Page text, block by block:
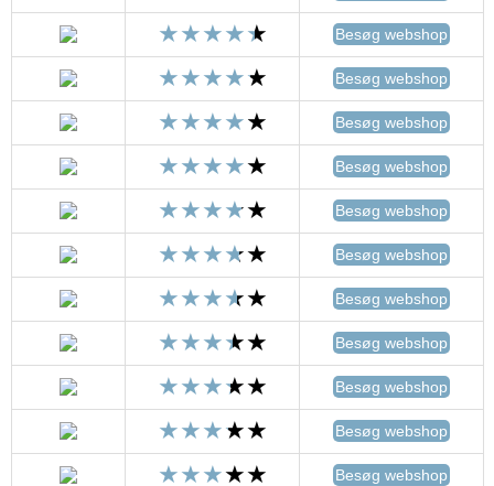
Besøg webshop
Besøg webshop
Besøg webshop
Besøg webshop
Besøg webshop
Besøg webshop
Besøg webshop
Besøg webshop
Besøg webshop
Besøg webshop
Besøg webshop